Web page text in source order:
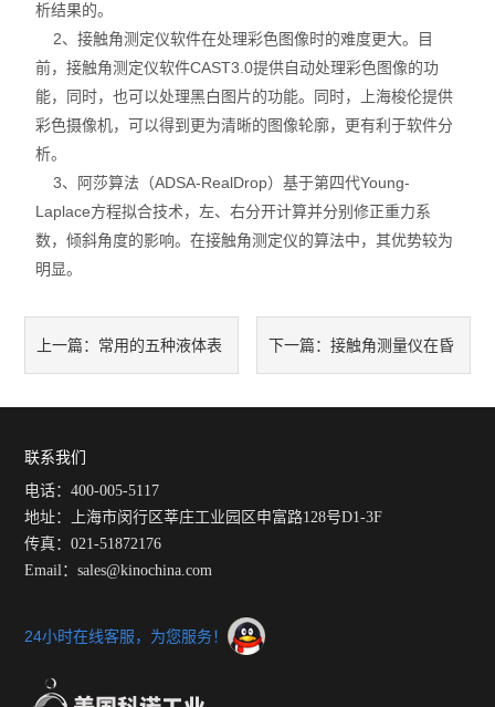
析结果的。
2、接触角测定仪软件在处理彩色图像时的难度更大。目
前，接触角测定仪软件CAST3.0提供自动处理彩色图像的功
能，同时，也可以处理黑白图片的功能。同时，上海梭伦提供
彩色摄像机，可以得到更为清晰的图像轮廓，更有利于软件分
析。
3、阿莎算法（ADSA-RealDrop）基于第四代Young-
Laplace方程拟合技术，左、右分开计算并分别修正重力系
数，倾斜角度的影响。在接触角测定仪的算法中，其优势较为
明显。
上一篇： 常用的五种液体表 下一篇： 接触角测量仪在昏
联系我们
电话：400-005-5117
地址：上海市闵行区莘庄工业园区申富路128号D1-3F
传真：021-51872176
Email：sales@kinochina.com
24小时在线客服，为您服务！